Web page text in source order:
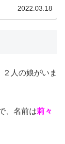
2022.03.18
人の娘がいま
、名前は莉々